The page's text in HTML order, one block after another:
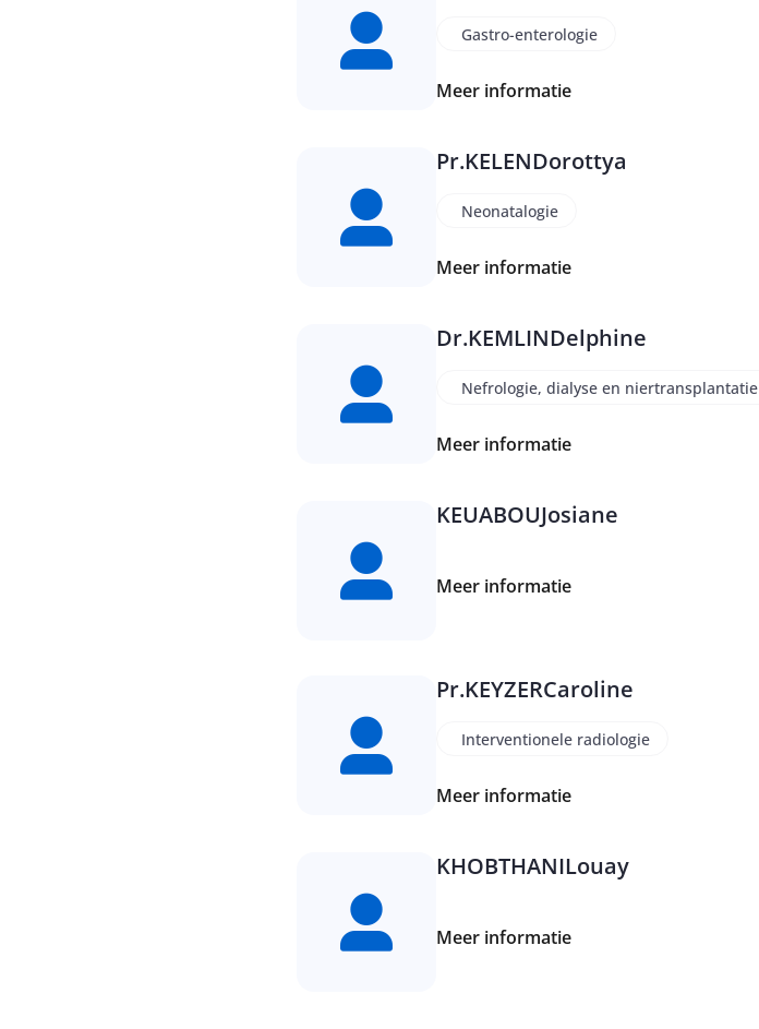
Gastro-enterologie
Meer informatie
Pr.KELENDorottya
Neonatalogie
Meer informatie
Dr.KEMLINDelphine
Nefrologie, dialyse en niertransplantatie
Meer informatie
KEUABOUJosiane
Meer informatie
Pr.KEYZERCaroline
Interventionele radiologie
Meer informatie
KHOBTHANILouay
Meer informatie